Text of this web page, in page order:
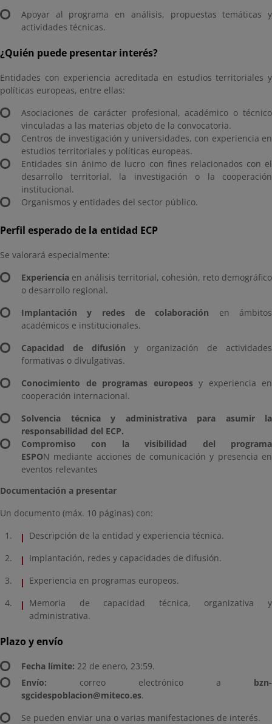
Apoyar al programa en análisis, propuestas temáticas y
actividades técnicas.
¿Quién puede presentar interés?
Entidades con experiencia acreditada en estudios territoriales y
políticas europeas, entre ellas:
Asociaciones de carácter profesional, académico o técnico
vinculadas a las materias objeto de la convocatoria.
Centros de investigación y universidades, con experiencia en
estudios territoriales y políticas europeas.
Entidades sin ánimo de lucro con fines relacionados con el
desarrollo territorial, la investigación o la cooperación
institucional.
Organismos y entidades del sector público.
Perfil esperado de la entidad ECP
Se valorará especialmente:
Experiencia en análisis territorial, cohesión, reto demográfico
o desarrollo regional.
Implantación y redes de colaboración en ámbitos
académicos e institucionales.
Capacidad de difusión y organización de actividades
formativas o divulgativas.
Conocimiento de programas europeosy experiencia en
cooperación internacional.
Solvencia técnica y administrativa para asumir la
responsabilidad del ECP.
Compromiso con la visibilidad del programa
ESPON mediante acciones de comunicación y presencia en
eventos relevantes
Documentación a presentar
Un documento (máx. 10 páginas) con:
Descripción de la entidad y experiencia técnica.
Implantación, redes y capacidades de difusión.
Experiencia en programas europeos.
Memoria de capacidad técnica, organizativa y
administrativa.
Plazo y envío
Fecha límite: 22 de enero, 23:59.
Envío: correo electrónico a bzn-
sgcidespoblacion@miteco.es.
Se pueden enviar una o varias manifestaciones de interés.